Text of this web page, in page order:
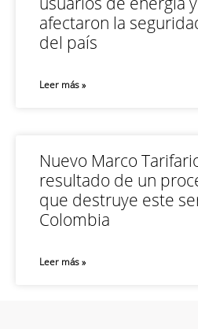
afectaron la
del país
Leer más »
Nuevo Marco
resultado de un
que destruye este
Colombia
Leer más »